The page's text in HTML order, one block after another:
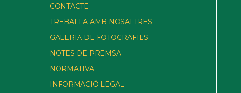
CONTACTE
TREBALLA AMB NOSALTRES
GALERIA DE FOTOGRAFIES
NOTES DE PREMSA
NORMATIVA
INFORMACIÓ LEGAL